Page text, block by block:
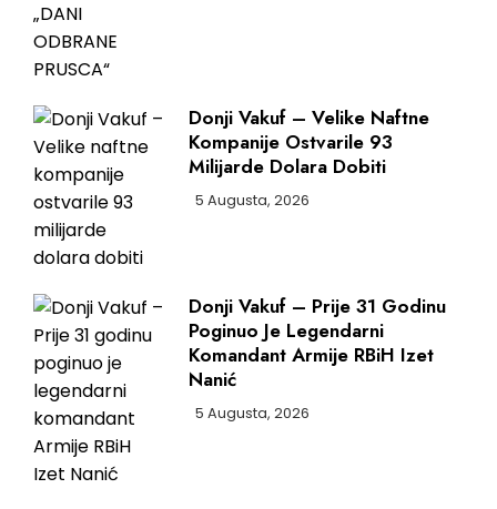
Donji Vakuf – Velike Naftne
Kompanije Ostvarile 93
Milijarde Dolara Dobiti
5 Augusta, 2026
Donji Vakuf – Prije 31 Godinu
Poginuo Je Legendarni
Komandant Armije RBiH Izet
Nanić
5 Augusta, 2026